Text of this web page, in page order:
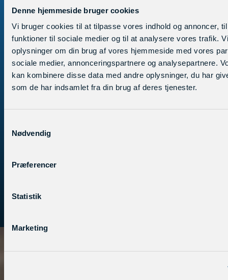
Denne hjemmeside bruger cookies
Vi bruger cookies til at tilpasse vores indhold og annoncer,
funktioner til sociale medier og til at analysere vores trafik.
oplysninger om din brug af vores hjemmeside med vores
sociale medier, annonceringspartnere og analysepartnere.
kan kombinere disse data med andre oplysninger, du har
som de har indsamlet fra din brug af deres tjenester.
Nødvendig
Præferencer
Statistik
Marketing
De fremmedsprogsgale tosser
hos English Center
tysk, fransk og spansk – så enkelt er det.
og spændende fremmedsprogsmateriale kan vel kun